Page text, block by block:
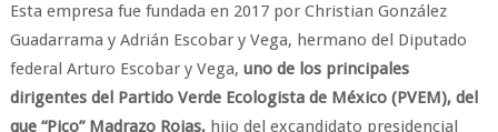
Esta empresa fue fundada en 2017 por Christian González
Guadarrama y Adrián Escobar y Vega, hermano del Diputado
federal Arturo Escobar y Vega, uno de los principales
dirigentes del Partido Verde Ecologista de México (PVEM), del
que “Pico” Madrazo Rojas,hijo del excandidato presidencial